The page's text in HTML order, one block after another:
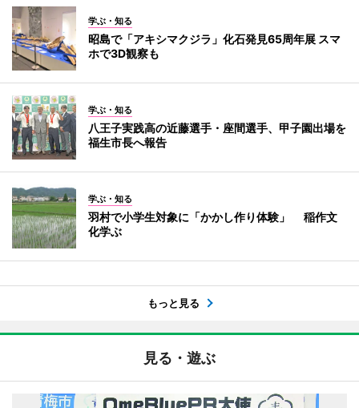
学ぶ・知る
昭島で「アキシマクジラ」化石発見65周年展 スマ
ホで3D観察も
学ぶ・知る
八王子実践高の近藤選手・座間選手、甲子園出場を
福生市長へ報告
学ぶ・知る
羽村で小学生対象に「かかし作り体験」 稲作文
化学ぶ
もっと見る
見る・遊ぶ